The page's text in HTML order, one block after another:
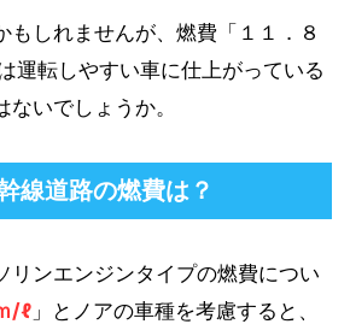
もしれませんが、燃費「１１．８
運転しやすい車に仕上がっている
いでしょうか。
線道路の燃費は？
リンエンジンタイプの燃費につい
/ℓ 」とノアの車種を考慮すると、